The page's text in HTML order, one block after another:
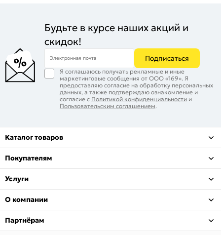
Будьте в курсе наших акций и
скидок!
Электронная почта Подписаться
Я соглашаюсь получать рекламные и иные
маркетинговые сообщения от ООО «169». Я
предоставляю согласие на обработку персональных
данных, а также подтверждаю ознакомление и
согласие с Политикой конфиденциальности и
Пользовательским соглашением.
Каталог товаров
Покупателям
Услуги
О компании
Партнёрам